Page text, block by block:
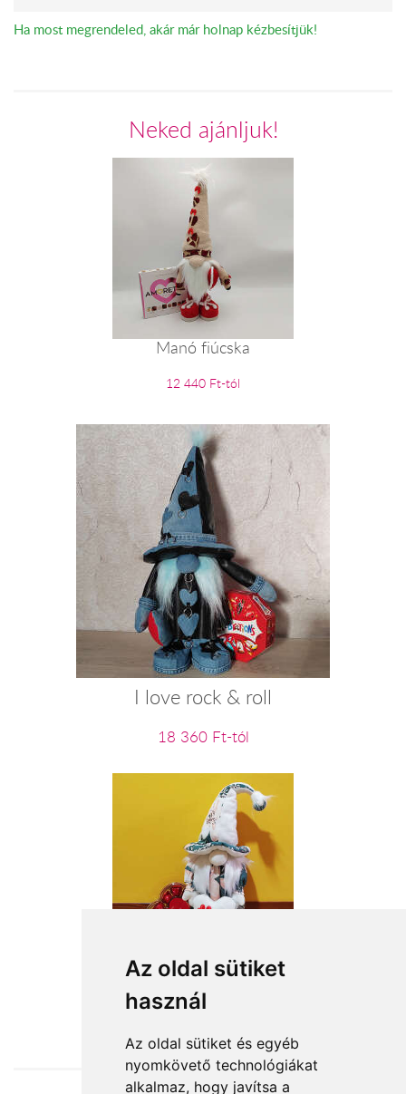
Az oldal sütiket
használ
Az oldal sütiket és egyéb
nyomkövető technológiákat
alkalmaz, hogy javítsa a
Ha most megrendeled, akár már holnap kézbesítjük!
Neked ajánljuk!
Manó fiúcska
12 440 Ft-tól
I love rock & roll
18 360 Ft-tól
Manólány ünnepi ruhában
18 760 Ft-tól